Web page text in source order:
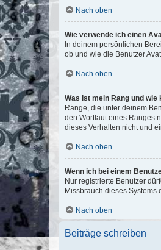
Nach oben
Wie verwende ich einen
In deinem persönlichen
ob und wie die Benutzer
Nach oben
Was ist mein Rang und wie
Ränge, die unter deinem
den Wortlaut eines Ranges
dieses Verhalten nicht und
Nach oben
Wenn ich bei einem
Nur registrierte Benutzer
Missbrauch dieses Systems
Nach oben
Beiträge schreiben